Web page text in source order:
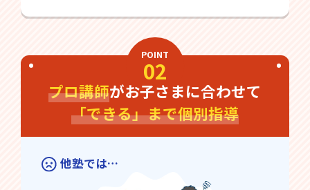
POINT
02
プロ講師がお子さまに合わせて
「できる」まで個別指導
他塾では…